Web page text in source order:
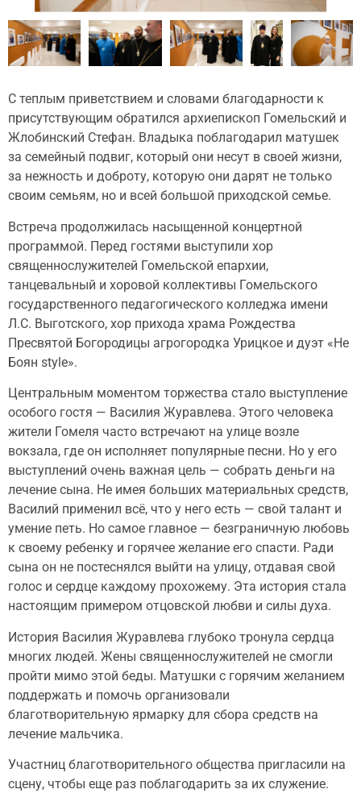
С теплым приветствием и словами благодарности к
присутствующим обратился архиепископ Гомельский и
Жлобинский Стефан. Владыка поблагодарил матушек
за семейный подвиг, который они несут в своей жизни,
за нежность и доброту, которую они дарят не только
своим семьям, но и всей большой приходской семье.
Встреча продолжилась насыщенной концертной
программой. Перед гостями выступили хор
священнослужителей Гомельской епархии,
танцевальный и хоровой коллективы Гомельского
государственного педагогического колледжа имени
Л.С. Выготского, хор прихода храма Рождества
Пресвятой Богородицы агрогородка Урицкое и дуэт «Не
Боян style».
Центральным моментом торжества стало выступление
особого гостя — Василия Журавлева. Этого человека
жители Гомеля часто встречают на улице возле
вокзала, где он исполняет популярные песни. Но у его
выступлений очень важная цель — собрать деньги на
лечение сына. Не имея больших материальных средств,
Василий применил всё, что у него есть — свой талант и
умение петь. Но самое главное — безграничную любовь
к своему ребенку и горячее желание его спасти. Ради
сына он не постеснялся выйти на улицу, отдавая свой
голос и сердце каждому прохожему. Эта история стала
настоящим примером отцовской любви и силы духа.
История Василия Журавлева глубоко тронула сердца
многих людей. Жены священнослужителей не смогли
пройти мимо этой беды. Матушки с горячим желанием
поддержать и помочь организовали
благотворительную ярмарку для сбора средств на
лечение мальчика.
Участниц благотворительного общества пригласили на
сцену, чтобы еще раз поблагодарить за их служение.